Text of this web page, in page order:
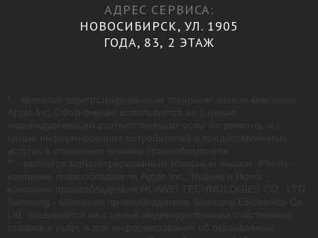
АДРЕС СЕРВИСА:
НОВОСИБИРСК, УЛ. 1905
ГОДА, 83, 2 ЭТАЖ